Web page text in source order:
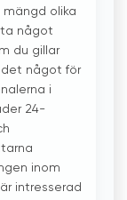
olika
något
du gillar
det något för
i
24-
inom
intresserad